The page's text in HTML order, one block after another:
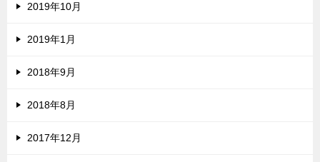
2019年10月
2019年1月
2018年9月
2018年8月
2017年12月